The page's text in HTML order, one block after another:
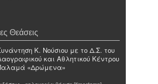
Θεάσεις
Κ. Νούσιου με το Δ.Σ. του
και Αθλητικού Κέντρου
«Δρώμενα»